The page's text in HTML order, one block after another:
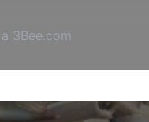
3Bee.com